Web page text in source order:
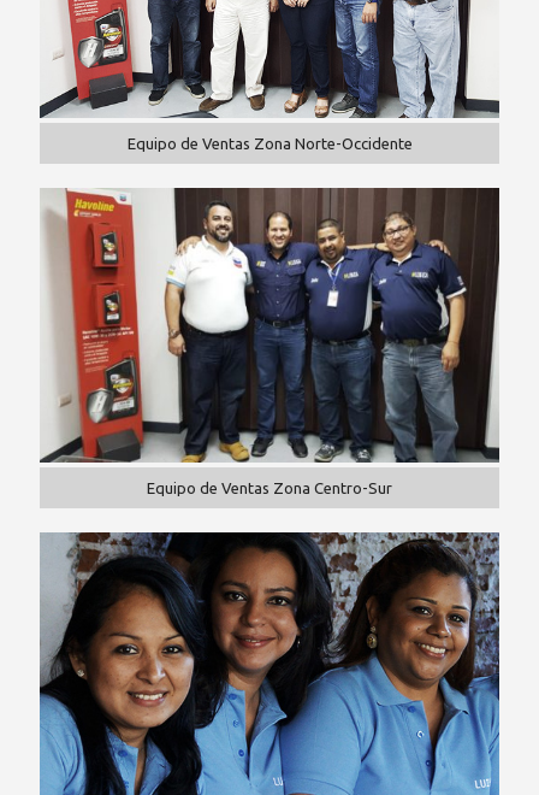
Equipo de Ventas Zona Norte-Occidente
Equipo de Ventas Zona Centro-Sur